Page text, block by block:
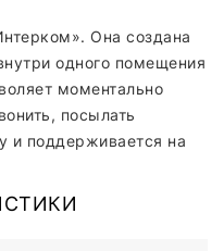
Она создана
одного помещения
моментально
посылать
и поддерживается на